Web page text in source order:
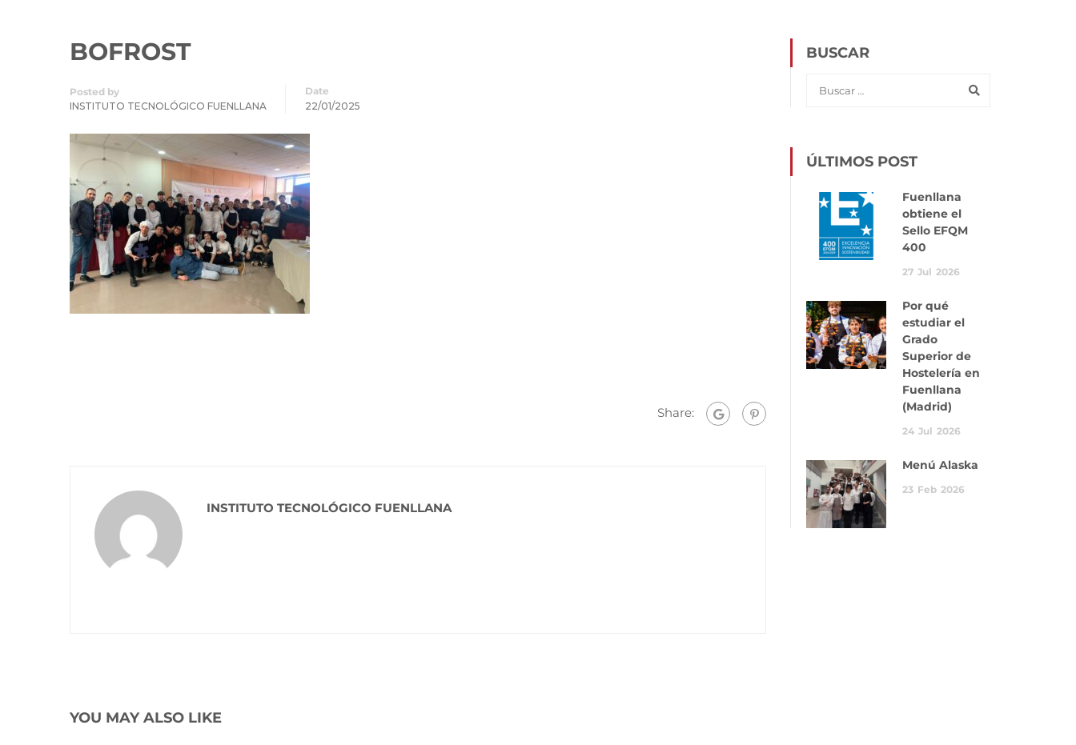
BOFROST
Posted by
INSTITUTO TECNOLÓGICO FUENLLANA
Date
22/01/2025
Share:
INSTITUTO TECNOLÓGICO FUENLLANA
YOU MAY ALSO LIKE
BUSCAR
ÚLTIMOS POST
Fuenllana
obtiene el
Sello EFQM
400
27 Jul 2026
Por qué
estudiar el
Grado
Superior de
Hostelería en
Fuenllana
(Madrid)
24 Jul 2026
Menú Alaska
23 Feb 2026